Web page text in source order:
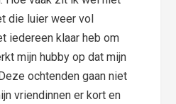
die luier weer vol
iedereen klaar heb om
mijn hubby op dat mijn
ochtenden gaan niet
vriendinnen er kort en